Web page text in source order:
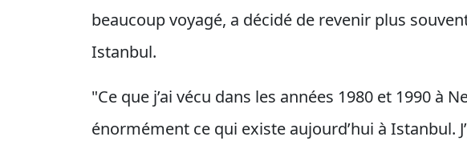
beaucoup voyagé, a décidé de revenir plus
Istanbul.
"Ce que j’ai vécu dans les années 1980 et 1990 à
énormément ce qui existe aujourd’hui à Istanbul.